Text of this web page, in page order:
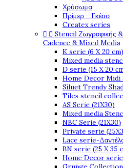
Χρύσωμα
Πρίμερ - Γκέσο
Createx series
  Stencil Ζωγραφικής
Cadence & Mixed Media
K serie (6 X 20 cm)
Mixed media
D serie (15 X 20
Home Decor Midi
Siluet Trendy
Tiles stencil
AS Serie (21X30)
Mixed media
NBC Serie (21X30)
Private serie
Lace serie-
BN serie (25 X 35
Home Decor